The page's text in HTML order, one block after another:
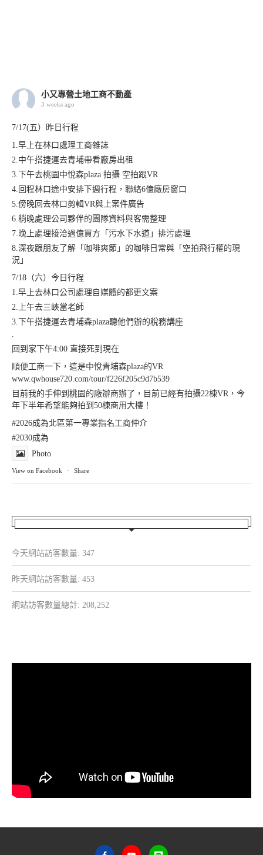
小又專營土地工商不動產
3 weeks ago
7/17(五）昨日行程
1.早上在林口處理工商雜誌
2.中午搭捷運去青埔帶看廠房出租
3.下午去桃園中悅森plaza 拍攝 空拍跟VR
4.回程林口途中安排下週行程，聯絡6億廠房窗口
5.傍晚回去林口剪輯VR與上案件廣告
6.稍晚處理公司夥伴的團隊資料與客需整理
7.晚上處理接洽過億買方「污水下水道」排污處理
8.深夜跟朋友了解「咖啡爽節」的咖啡日常與「空拍飛行權的現
況」
7/18（六）今日行程
1.早上去林口公司處理自媒體的都更文案
2.上午去三峽當老師
3.下午搭捷運去青埔森plaza聽他們辦的稅務講座
回到家下午4:00 直接死到現在
順便工商一下，這是中悅青埔森plaza的VR
www.qwhouse720.com/tour/f226f205c9d7b539
目前我的手伸到桃園的廠辦商辦了，目前已經有拍攝22棟VR，今
年下半年希望能夠拍到50棟商用大樓！
#2026成為北區第一專業指名工商仲介
#2030成為
Photo
View on Facebook · Share
今天網站訪客數量: 347
昨天網站訪客數量: 453
網站訪客數量總計: 208,252